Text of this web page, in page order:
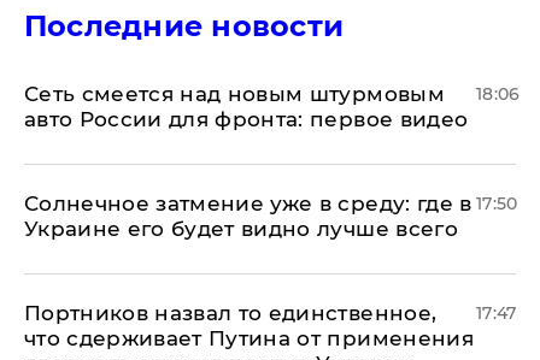
Последние новости
Сеть смеется над новым штурмовым
авто России для фронта: первое видео
18:06
​Солнечное затмение уже в среду: где в
Украине его будет видно лучше всего
17:50
Портников назвал то единственное,
что сдерживает Путина от применения
17:47